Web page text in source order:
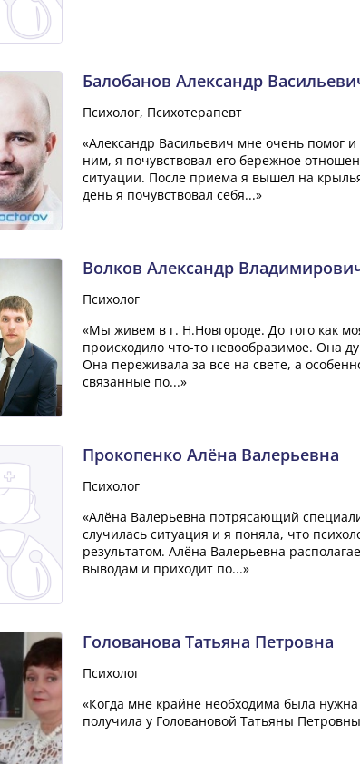
Балобанов Александр
Психолог, Психотерапевт
«Александр Васильевич мне очень помог
ним, я почувствовал его бережное
ситуации. После приема я вышел на
день я почувствовал себя...»
Волков Александр
Психолог
«Мы живем в г. Н.Новгороде. До того как
происходило что-то невообразимое. Она
Она переживала за все на свете, а
связанные по...»
Прокопенко Алёна Валерьевна
Психолог
«Алёна Валерьевна потрясающий
случилась ситуация и я поняла, что
результатом. Алёна Валерьевна
выводам и приходит по...»
Голованова Татьяна Петровна
Психолог
«Когда мне крайне необходима была
получила у Головановой Татьяны